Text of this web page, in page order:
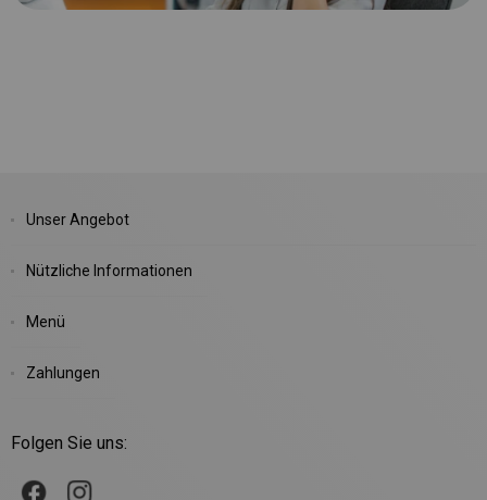
Unser Angebot
Nützliche Informationen
Menü
Zahlungen
Folgen Sie uns: